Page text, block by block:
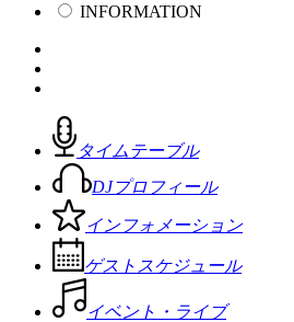
INFORMATION
タイムテーブル
DJプロフィール
インフォメーション
ゲストスケジュール
イベント・ライブ